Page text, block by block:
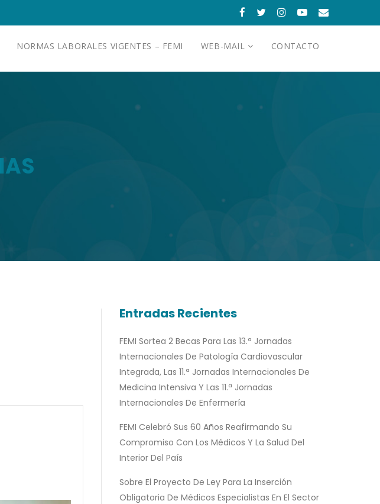
NORMAS LABORALES VIGENTES – FEMI WEB-MAIL CONTACTO
Entradas Recientes
FEMI Sortea 2 Becas Para Las 13.ª Jornadas
Internacionales De Patología Cardiovascular
Integrada, Las 11.ª Jornadas Internacionales De
Medicina Intensiva Y Las 11.ª Jornadas
Internacionales De Enfermería
FEMI Celebró Sus 60 Años Reafirmando Su
Compromiso Con Los Médicos Y La Salud Del
Interior Del País
Sobre El Proyecto De Ley Para La Inserción
Obligatoria De Médicos Especialistas En El Sector